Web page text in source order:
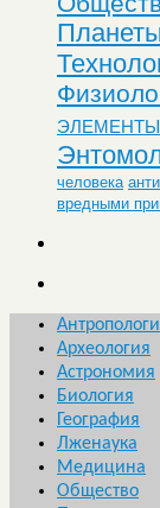
ЭЛЕМЕНТЫ
человека
вредными
Археология
Астрономия
Биология
География
Лженаука
Медицина
Общество